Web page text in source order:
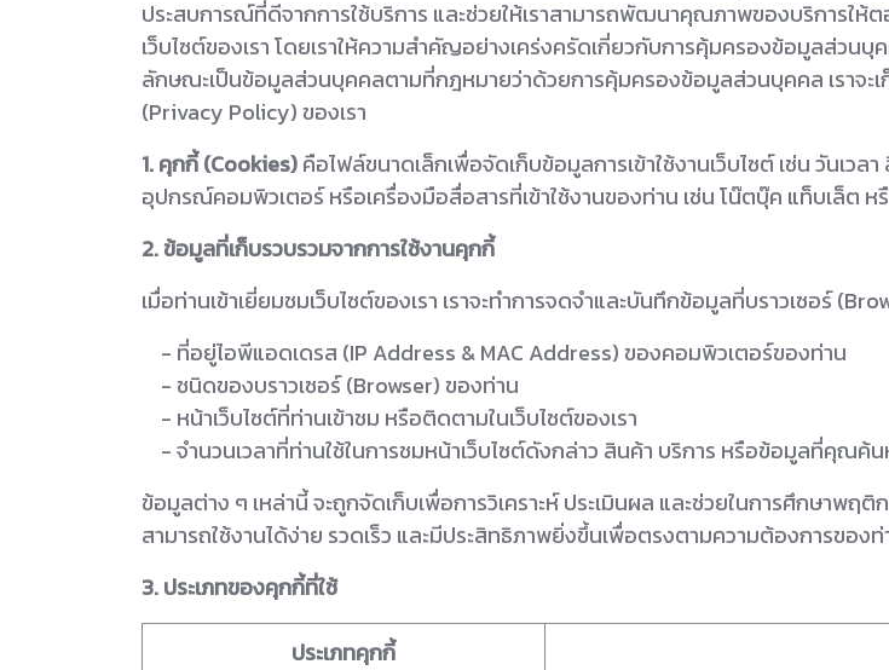
ประสบการณ์ที่ดีจากการใช้บริการ และช่วยให้เราสามารถพัฒนาคุณภาพของบริการให้
เว็บไซต์ของเรา โดยเราให้ความสำคัญอย่างเคร่งครัดเกี่ยวกับการคุ้มครองข้อมูลส่ว
ลักษณะเป็นข้อมูลส่วนบุคคลตามที่กฎหมายว่าด้วยการคุ้มครองข้อมูลส่วนบุคคล เราจะ
(Privacy Policy) ของเรา
1. คุกกี้ (Cookies)คือไฟล์ขนาดเล็กเพื่อจัดเก็บข้อมูลการเข้าใช้งานเว็บไซต์ เช่น วันเว
อุปกรณ์คอมพิวเตอร์ หรือเครื่องมือสื่อสารที่เข้าใช้งานของท่าน เช่น โน๊ตบุ๊ค แท็บเล็ต ห
2. ข้อมูลที่เก็บรวบรวมจากการใช้งานคุกกี้
เมื่อท่านเข้าเยี่ยมชมเว็บไซต์ของเรา เราจะทำการจดจำและบันทึกข้อมูลที่บราวเซอร์
- ที่อยู่ไอพีแอดเดรส (IP Address & MAC Address) ของคอมพิวเตอร์ของท่าน
- ชนิดของบราวเซอร์ (Browser) ของท่าน
- หน้าเว็บไซต์ที่ท่านเข้าชม หรือติดตามในเว็บไซต์ของเรา
- จำนวนเวลาที่ท่านใช้ในการชมหน้าเว็บไซต์ดังกล่าว สินค้า บริการ หรือข้อมูลที่คุณค้น
ข้อมูลต่าง ๆ เหล่านี้ จะถูกจัดเก็บเพื่อการวิเคราะห์ ประเมินผล และช่วยในการศึกษาพ
สามารถใช้งานได้ง่าย รวดเร็ว และมีประสิทธิภาพยิ่งขึ้นเพื่อตรงตามความต้องการของ
3. ประเภทของคุกกี้ที่ใช้
ประเภทคุกกี้